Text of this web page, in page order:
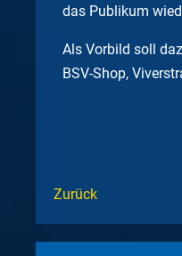
das Publikum
Als Vorbild soll
BSV-Shop,
Zurück